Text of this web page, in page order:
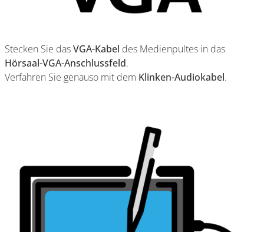
Stecken Sie dasVGA-Kabel des Medienpultes in das
Hörsaal-VGA-Anschlussfeld.
Verfahren Sie genauso mit dem Klinken-Audiokabel.